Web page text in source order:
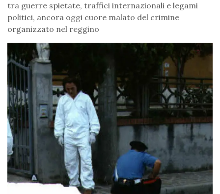
tra guerre spietate, traffici internazionali e legami
politici, ancora oggi cuore malato del crimine
organizzato nel reggino